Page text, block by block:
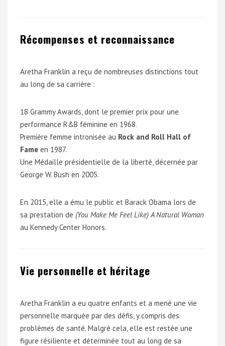
Récompenses et reconnaissance
Aretha Franklin a reçu de nombreuses distinctions tout
au long de sa carrière :
18 Grammy Awards, dont le premier prix pour une
performance R&B féminine en 1968.
Première femme intronisée au Rock and Roll Hall of
Fame en 1987.
Une Médaille présidentielle de la liberté, décernée par
George W. Bush en 2005.
En 2015, elle a ému le public et Barack Obama lors de
sa prestation de (You Make Me Feel Like) A Natural Woman
au Kennedy Center Honors.
Vie personnelle et héritage
Aretha Franklin a eu quatre enfants et a mené une vie
personnelle marquée par des défis, y compris des
problèmes de santé. Malgré cela, elle est restée une
figure résiliente et déterminée tout au long de sa